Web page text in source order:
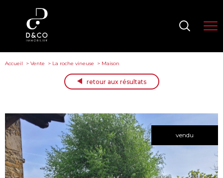
Accueil Vente La roche vineuse Maison
retour aux résultats
vendu